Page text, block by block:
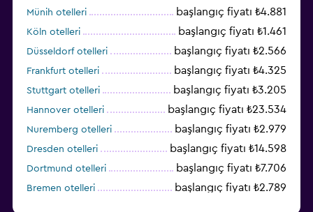
Münih otelleri başlangıç fiyatı ₺4.881
Köln otelleri başlangıç fiyatı ₺1.461
Düsseldorf otelleri başlangıç fiyatı ₺2.566
Frankfurt otelleri başlangıç fiyatı ₺4.325
Stuttgart otelleri başlangıç fiyatı ₺3.205
Hannover otelleri başlangıç fiyatı ₺23.534
Nuremberg otelleri başlangıç fiyatı ₺2.979
Dresden otelleri başlangıç fiyatı ₺14.598
Dortmund otelleri başlangıç fiyatı ₺7.706
Bremen otelleri başlangıç fiyatı ₺2.789